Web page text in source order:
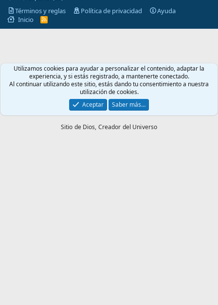
Términos y reglas
Política de privacidad
Ayuda
Inicio
R
S
Utilizamos cookies para ayudar a personalizar el contenido, adaptar la
experiencia, y si estás registrado, a mantenerte conectado.
Al continuar utilizando este sitio, estás dando tu consentimiento a nuestra
utilización de cookies.
Aceptar
Saber más…
Sitio de Dios, Creador del Universo